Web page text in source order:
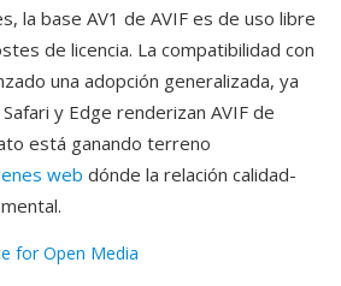
la base AV1 de AVIF es de uso libre
de licencia. La compatibilidad con
una adopción generalizada, ya
y Edge renderizan AVIF de
está ganando terreno
web dónde la relación calidad-
for Open Media